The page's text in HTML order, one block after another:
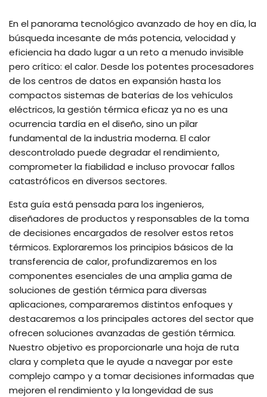
En el panorama tecnológico avanzado de hoy en día, la
búsqueda incesante de más potencia, velocidad y
eficiencia ha dado lugar a un reto a menudo invisible
pero crítico: el calor. Desde los potentes procesadores
de los centros de datos en expansión hasta los
compactos sistemas de baterías de los vehículos
eléctricos, la gestión térmica eficaz ya no es una
ocurrencia tardía en el diseño, sino un pilar
fundamental de la industria moderna. El calor
descontrolado puede degradar el rendimiento,
comprometer la fiabilidad e incluso provocar fallos
catastróficos en diversos sectores.
Esta guía está pensada para los ingenieros,
diseñadores de productos y responsables de la toma
de decisiones encargados de resolver estos retos
térmicos. Exploraremos los principios básicos de la
transferencia de calor, profundizaremos en los
componentes esenciales de una amplia gama de
soluciones de gestión térmica para diversas
aplicaciones, compararemos distintos enfoques y
destacaremos a los principales actores del sector que
ofrecen soluciones avanzadas de gestión térmica.
Nuestro objetivo es proporcionarle una hoja de ruta
clara y completa que le ayude a navegar por este
complejo campo y a tomar decisiones informadas que
mejoren el rendimiento y la longevidad de sus